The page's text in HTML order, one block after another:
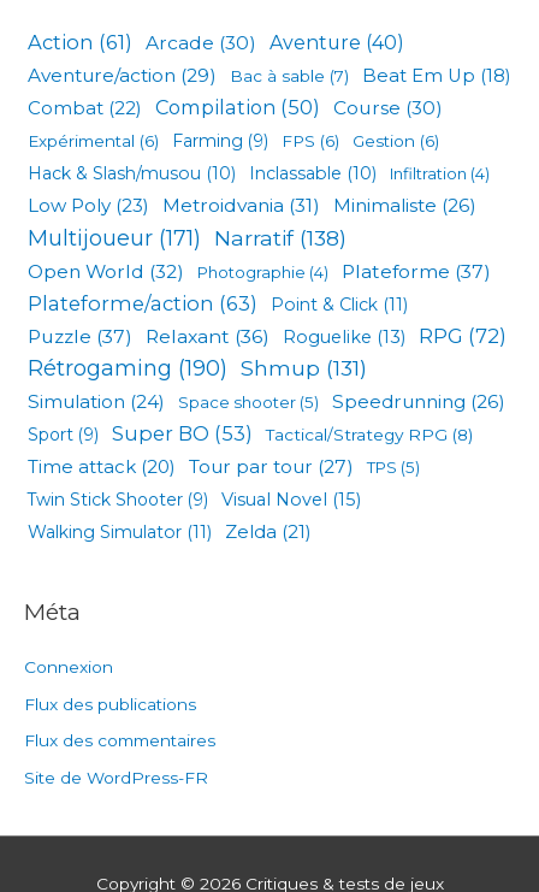
Action (61) Arcade (30) Aventure (40)
Aventure/action (29) Bac à sable (7) Beat Em Up (18)
Combat (22) Compilation (50) Course (30)
Expérimental (6) Farming (9) FPS (6) Gestion (6)
Hack & Slash/musou (10) Inclassable (10) Infiltration (4)
Low Poly (23) Metroidvania (31) Minimaliste (26)
Multijoueur (171) Narratif(138)
Open World (32) Photographie (4) Plateforme (37)
Plateforme/action (63) Point & Click (11)
Puzzle (37) Relaxant (36) Roguelike (13) RPG (72)
Rétrogaming (190) Shmup (131)
Simulation (24) Space shooter (5) Speedrunning (26)
Sport (9) Super BO (53) Tactical/Strategy RPG (8)
Time attack (20) Tour par tour (27) TPS (5)
Twin Stick Shooter (9) Visual Novel (15)
Walking Simulator (11) Zelda (21)
Méta
Connexion
Flux des publications
Flux des commentaires
Site de WordPress-FR
Copyright © 2026 Critiques & tests de jeux